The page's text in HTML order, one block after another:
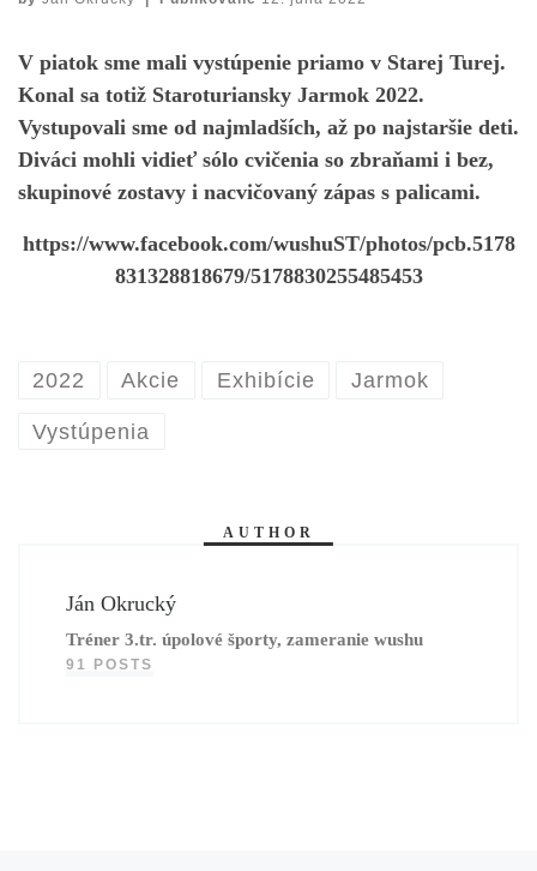
V piatok sme mali vystúpenie priamo v Starej Turej.
Konal sa totiž Staroturiansky Jarmok 2022.
Vystupovali sme od najmladších, až po najstaršie deti.
Diváci mohli vidieť sólo cvičenia so zbraňami i bez,
skupinové zostavy i nacvičovaný zápas s palicami.
https://www.facebook.com/wushuST/photos/pcb.5178
831328818679/5178830255485453
2022 Akcie Exhibície Jarmok
Vystúpenia
AUTHOR
Ján Okrucký
Tréner 3.tr. úpolové športy, zameranie wushu
91 POSTS